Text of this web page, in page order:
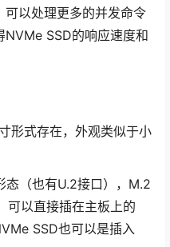
以处理更多的并发命令
NVMe SSD的响应速度和
形式存在，外观类似于小
态（也有U.2接口），M.2
可以直接插在主板上的
SSD也可以是插入